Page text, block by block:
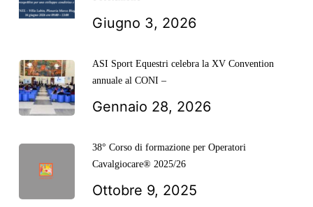
Giugno 3, 2026
ASI Sport Equestri celebra la XV Convention
annuale al CONI –
Gennaio 28, 2026
38° Corso di formazione per Operatori
Cavalgiocare® 2025/26
Ottobre 9, 2025